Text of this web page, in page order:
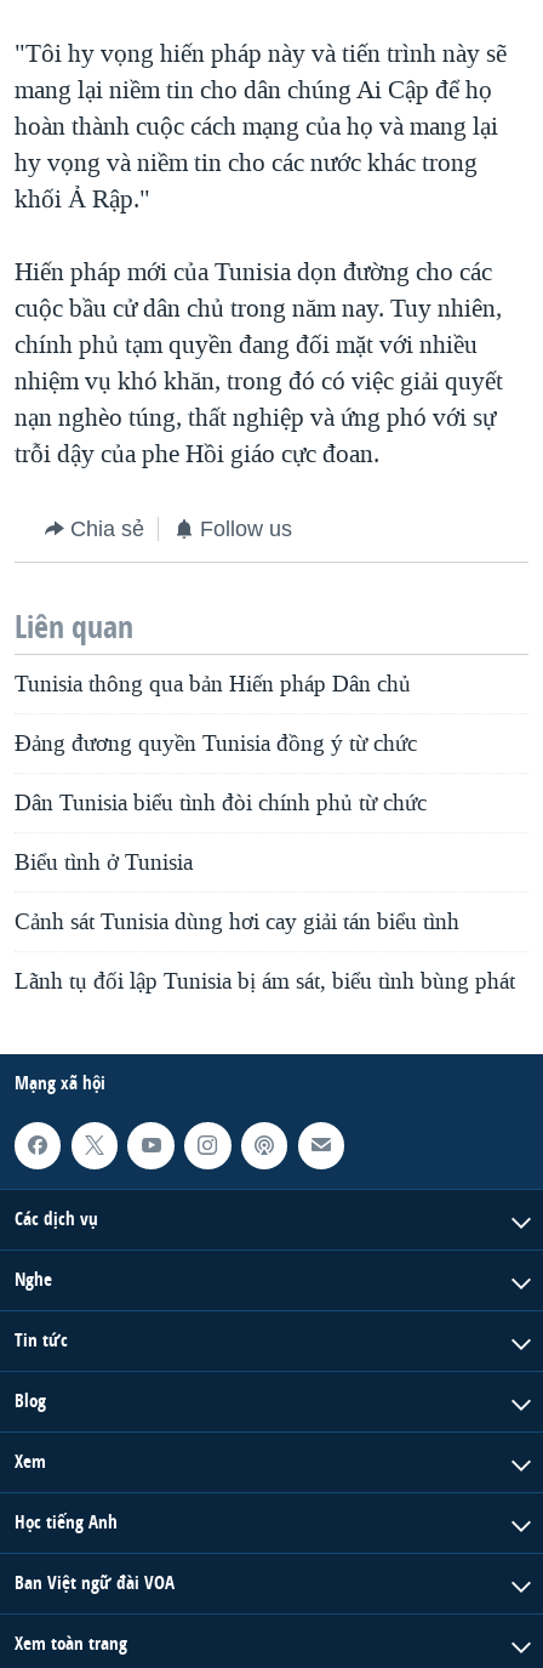
"Tôi hy vọng hiến pháp này và tiến trình này sẽ
mang lại niềm tin cho dân chúng Ai Cập để họ
hoàn thành cuộc cách mạng của họ và mang lại
hy vọng và niềm tin cho các nước khác trong
khối Ả Rập."
Hiến pháp mới của Tunisia dọn đường cho các
cuộc bầu cử dân chủ trong năm nay. Tuy nhiên,
chính phủ tạm quyền đang đối mặt với nhiều
nhiệm vụ khó khăn, trong đó có việc giải quyết
nạn nghèo túng, thất nghiệp và ứng phó với sự
trỗi dậy của phe Hồi giáo cực đoan.
Chia sẻ Follow us
Liên quan
Tunisia thông qua bản Hiến pháp Dân chủ
Đảng đương quyền Tunisia đồng ý từ chức
Dân Tunisia biểu tình đòi chính phủ từ chức
Biểu tình ở Tunisia
Cảnh sát Tunisia dùng hơi cay giải tán biểu tình
Lãnh tụ đối lập Tunisia bị ám sát, biểu tình bùng phát
Mạng xã hội
Các dịch vụ
Nghe
Tin tức
Blog
Xem
Học tiếng Anh
Ban Việt ngữ đài VOA
Xem toàn trang